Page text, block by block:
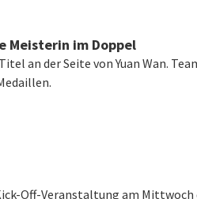
Meisterin im Doppel
an der Seite von Yuan Wan.
Off-Veranstaltung am Mittwoch